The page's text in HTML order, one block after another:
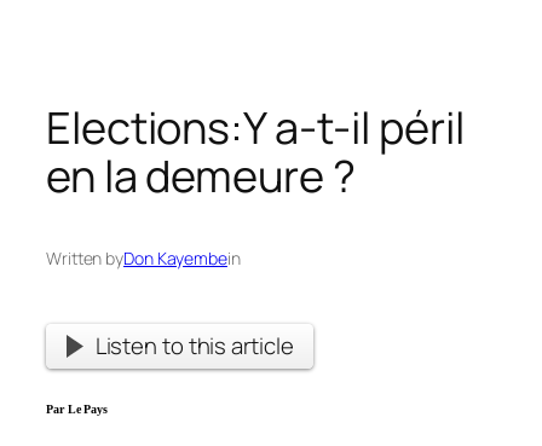
Elections:Y a-t-il péril
en la demeure ?
Written byDon Kayembein
Listen to this article
Par Le Pays